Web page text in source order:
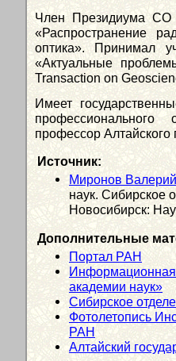
Член Президиума СО
«Распространение
оптика». Принимал
«Актуальные
Transaction on
Имеет
профессор Алтайского
Источник:
Миронов
наук. Сибирское
Новосибирск:
Дополнительные
Портал РАН
Информационная
академии наук»
Сибирское
Фотолетопись
РАН
Алтайский